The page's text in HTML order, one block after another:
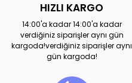
HIZLI KARGO
14:00'a kadar 14:00'a kadar
verdiğiniz siparişler aynı gün
kargoda!verdiğiniz siparişler aynı
gün kargoda!